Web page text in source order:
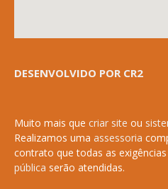
DESENVOLVIDO POR CR2
Muito mais que criar site ou
Realizamos uma assessoria
contrato que todas as exigências
pública serão atendidas.